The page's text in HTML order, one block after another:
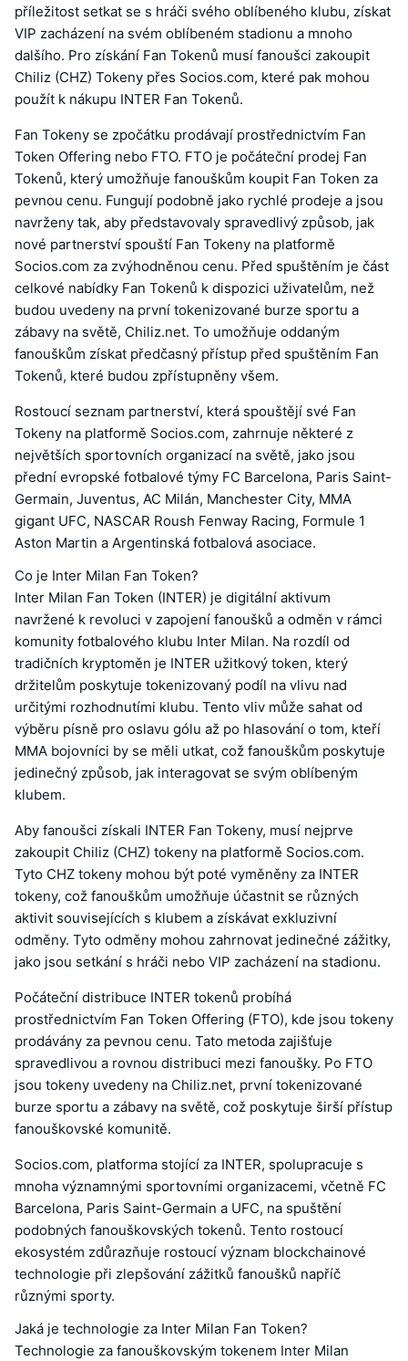
příležitost setkat se s hráči svého oblíbeného klubu, získat
VIP zacházení na svém oblíbeném stadionu a mnoho
dalšího. Pro získání Fan Tokenů musí fanoušci zakoupit
Chiliz (CHZ) Tokeny přes Socios.com, které pak mohou
použít k nákupu INTER Fan Tokenů.
Fan Tokeny se zpočátku prodávají prostřednictvím Fan
Token Offering nebo FTO. FTO je počáteční prodej Fan
Tokenů, který umožňuje fanouškům koupit Fan Token za
pevnou cenu. Fungují podobně jako rychlé prodeje a jsou
navrženy tak, aby představovaly spravedlivý způsob, jak
nové partnerství spouští Fan Tokeny na platformě
Socios.com za zvýhodněnou cenu. Před spuštěním je část
celkové nabídky Fan Tokenů k dispozici uživatelům, než
budou uvedeny na první tokenizované burze sportu a
zábavy na světě, Chiliz.net. To umožňuje oddaným
fanouškům získat předčasný přístup před spuštěním Fan
Tokenů, které budou zpřístupněny všem.
Rostoucí seznam partnerství, která spouštějí své Fan
Tokeny na platformě Socios.com, zahrnuje některé z
největších sportovních organizací na světě, jako jsou
přední evropské fotbalové týmy FC Barcelona, Paris Saint-
Germain, Juventus, AC Milán, Manchester City, MMA
gigant UFC, NASCAR Roush Fenway Racing, Formule 1
Aston Martin a Argentinská fotbalová asociace.
Co je Inter Milan Fan Token?
Inter Milan Fan Token (INTER) je digitální aktivum
navržené k revoluci v zapojení fanoušků a odměn v rámci
komunity fotbalového klubu Inter Milan. Na rozdíl od
tradičních kryptoměn je INTER užitkový token, který
držitelům poskytuje tokenizovaný podíl na vlivu nad
určitými rozhodnutími klubu. Tento vliv může sahat od
výběru písně pro oslavu gólu až po hlasování o tom, kteří
MMA bojovníci by se měli utkat, což fanouškům poskytuje
jedinečný způsob, jak interagovat se svým oblíbeným
klubem.
Aby fanoušci získali INTER Fan Tokeny, musí nejprve
zakoupit Chiliz (CHZ) tokeny na platformě Socios.com.
Tyto CHZ tokeny mohou být poté vyměněny za INTER
tokeny, což fanouškům umožňuje účastnit se různých
aktivit souvisejících s klubem a získávat exkluzivní
odměny. Tyto odměny mohou zahrnovat jedinečné zážitky,
jako jsou setkání s hráči nebo VIP zacházení na stadionu.
Počáteční distribuce INTER tokenů probíhá
prostřednictvím Fan Token Offering (FTO), kde jsou tokeny
prodávány za pevnou cenu. Tato metoda zajišťuje
spravedlivou a rovnou distribuci mezi fanoušky. Po FTO
jsou tokeny uvedeny na Chiliz.net, první tokenizované
burze sportu a zábavy na světě, což poskytuje širší přístup
fanouškovské komunitě.
Socios.com, platforma stojící za INTER, spolupracuje s
mnoha významnými sportovními organizacemi, včetně FC
Barcelona, Paris Saint-Germain a UFC, na spuštění
podobných fanouškovských tokenů. Tento rostoucí
ekosystém zdůrazňuje rostoucí význam blockchainové
technologie při zlepšování zážitků fanoušků napříč
různými sporty.
Jaká je technologie za Inter Milan Fan Token?
Technologie za fanouškovským tokenem Inter Milan